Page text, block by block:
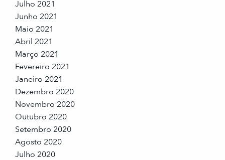
Julho 2021
Junho 2021
Maio 2021
Abril 2021
Março 2021
Fevereiro 2021
Janeiro 2021
Dezembro 2020
Novembro 2020
Outubro 2020
Setembro 2020
Agosto 2020
Julho 2020